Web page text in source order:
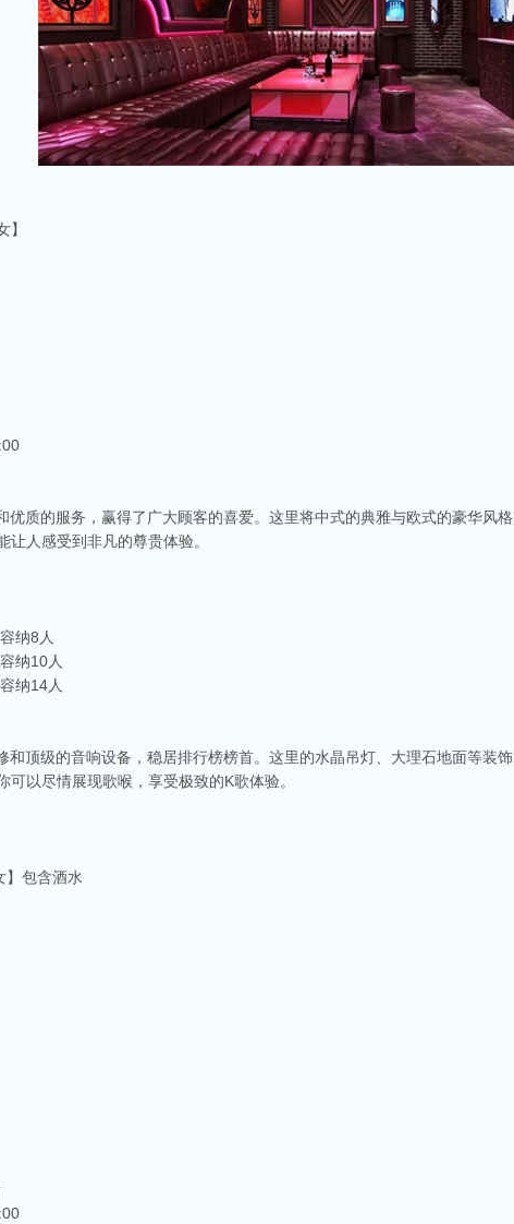
好玩的商务ktv会所排名
服务著称。这里不仅拥有现代的音响设备和豪华的装修，还有专业的调酒师和服务人
优质的服务，赢得了广大顾客的喜爱。这里将中式的典雅与欧式的豪华风
人感受到非凡的尊贵体验。
纳8人
纳10人
纳14人
和顶级的音响设备，稳居排行榜榜首。这里的水晶吊灯、大理石地面等装
以尽情展现歌喉，享受极致的K歌体验。
包含酒水